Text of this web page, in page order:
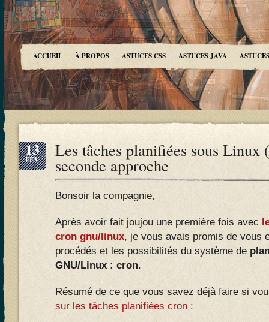
ACCUEIL À PROPOS ASTUCES CSS ASTUCES JAVA
13
FÉV Les tâches planifiées sous Linux
seconde approche
Bonsoir la compagnie,
Après avoir fait joujou une première fois avec
cron gnu/linux, je vous avais promis de vous
procédés et les possibilités du système de
GNU/Linux : cron.
Résumé de ce que vous savez déjà faire si
sur les tâches planifiées cron :